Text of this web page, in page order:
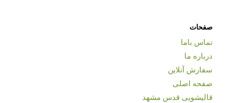
صفحات
تماس باما
درباره ما
سفارش آنلاین
صفحه اصلی
قالیشویی قدس مشهد